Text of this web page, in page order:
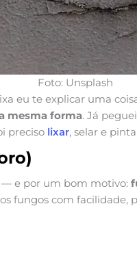
Foto: Unsplash
eu te explicar uma
mesma forma. Já
preciso lixar, selar e
— e por um bom motivo:
fungos com facilidade,